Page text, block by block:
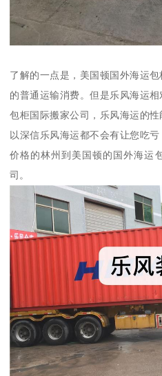
了解的一点是，美国顿国外海运
的普通运输消费。但是乐风海运
包柜国际搬家公司，乐风海运的
以深信乐风海运都不会有让您吃
价格的林州到美国顿的国外海运
司。